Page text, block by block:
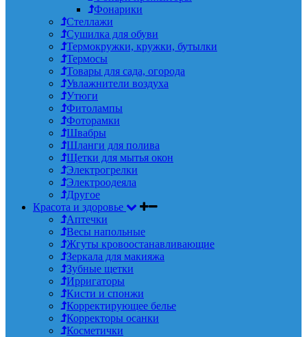
Фонарики
Стеллажи
Сушилка для обуви
Термокружки, кружки, бутылки
Термосы
Товары для сада, огорода
Увлажнители воздуха
Утюги
Фитолампы
Фоторамки
Швабры
Шланги для полива
Щетки для мытья окон
Электрогрелки
Электроодеяла
Другое
Красота и здоровье
Аптечки
Весы напольные
Жгуты кровоостанавливающие
Зеркала для макияжа
Зубные щетки
Ирригаторы
Кисти и спонжи
Корректирующее белье
Корректоры осанки
Косметички